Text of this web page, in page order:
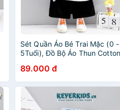
Sét Quần Áo Bé Trai Mặc (0 -
5Tuổi), Đồ Bộ Áo Thun Cotton
Sóc Dễ Thương - KEYER KIDS
SZ34
89.000 đ